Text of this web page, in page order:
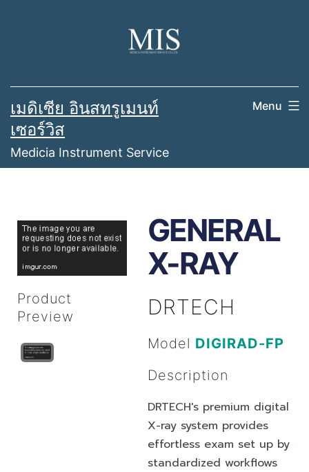
เมดิเซีย อินสทรูเมนท์
เซอร์วิส
Medicia Instrument Service
Menu
Product
Preview
GENERAL
X-RAY
DRTECH
Model DIGIRAD-FP
Description
DRTECH's premium digital
X-ray system provides
effortless exam set up by
standardized workflows